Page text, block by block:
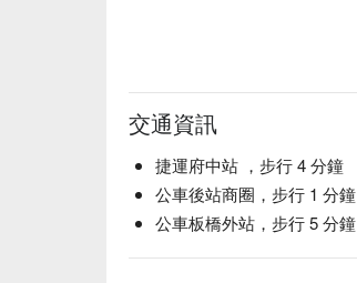
交通資訊
捷運府中站 ，步行 4 分鐘
公車後站商圈，步行 1 分鐘
公車板橋外站，步行 5 分鐘